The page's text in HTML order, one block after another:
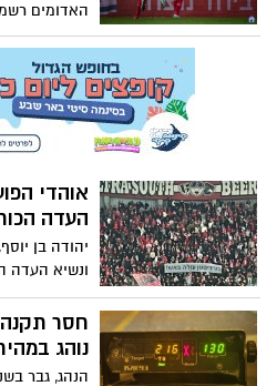
האדומים
הבוקר החלו
בהמשך
נשלח
שהטיל ברדה
שער הניצחון?
אוהדי
העדה
יהודה בן
ונשיא העדה
את הנהלת
שלט שהניף
באש": ''איפה
חסר
נוהג במהירות